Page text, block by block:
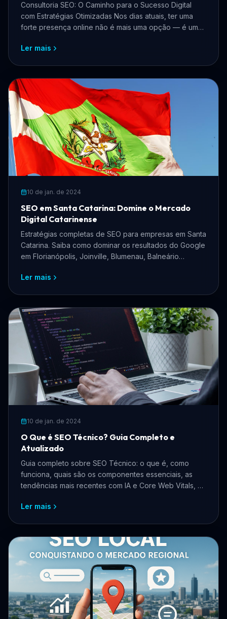
Consultoria SEO: O Caminho para o Sucesso Digital
com Estratégias Otimizadas Nos dias atuais, ter uma
forte presença online não é mais uma opção — é uma
Ler mais
10 de jan. de 2024
SEO em Santa Catarina: Domine o Mercado
Digital Catarinense
Estratégias completas de SEO para empresas em Santa
Catarina. Saiba como dominar os resultados do Google
em Florianópolis, Joinville, Blumenau, Balneário
Ler mais
10 de jan. de 2024
O Que é SEO Técnico? Guia Completo e
Atualizado
Guia completo sobre SEO Técnico: o que é, como
funciona, quais são os componentes essenciais, as
tendências mais recentes com IA e Core Web Vitals, e
Google.
Ler mais